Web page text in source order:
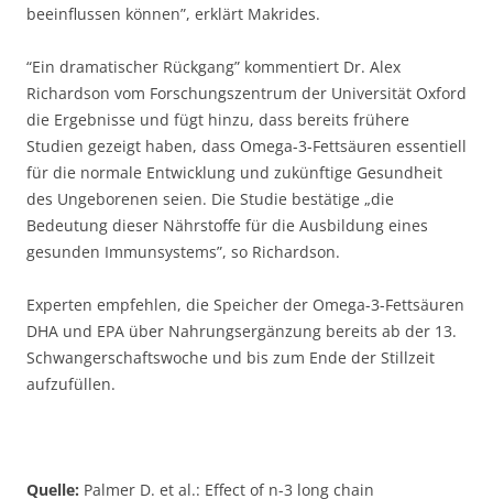
beeinflussen können”, erklärt Makrides.
“Ein dramatischer Rückgang” kommentiert Dr. Alex
Richardson vom Forschungszentrum der Universität Oxford
die Ergebnisse und fügt hinzu, dass bereits frühere
Studien gezeigt haben, dass Omega-3-Fettsäuren essentiell
für die normale Entwicklung und zukünftige Gesundheit
des Ungeborenen seien. Die Studie bestätige „die
Bedeutung dieser Nährstoffe für die Ausbildung eines
gesunden Immunsystems”, so Richardson.
Experten empfehlen, die Speicher der Omega-3-Fettsäuren
DHA und EPA über Nahrungsergänzung bereits ab der 13.
Schwangerschaftswoche und bis zum Ende der Stillzeit
aufzufüllen.
Quelle: Palmer D. et al.: Effect of n-3 long chain